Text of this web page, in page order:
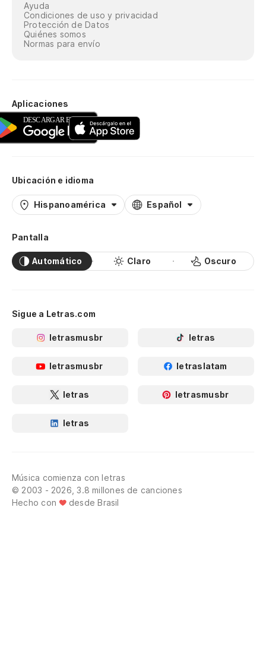
Ayuda
Condiciones de uso y privacidad
Protección de Datos
Quiénes somos
Normas para envío
Aplicaciones
Ubicación e idioma
Hispanoamérica Español
Pantalla
Automático Claro Oscuro
Sigue a Letras.com
letrasmusbr letras
letrasmusbr letraslatam
letras letrasmusbr
letras
Música comienza con letras
© 2003 - 2026, 3.8 millones de canciones
Hecho con
desde Brasil